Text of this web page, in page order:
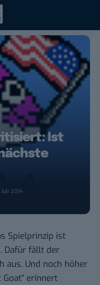
Ist
2014
Spielprinzip ist
Dafür fällt der
aus. Und noch höher
Goat“ erinnert